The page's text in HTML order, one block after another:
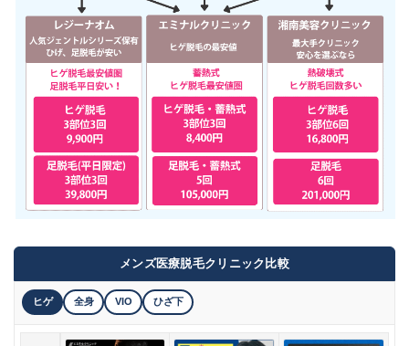
メンズ医療脱毛クリニック比較
ヒゲ 全身 VIO ひざ下